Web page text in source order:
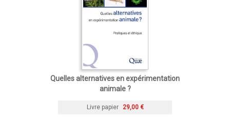
Quelles alternatives en expérimentation
animale ?
Livre papier 29,00 €